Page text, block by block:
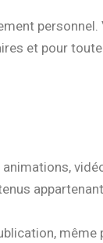
et pour